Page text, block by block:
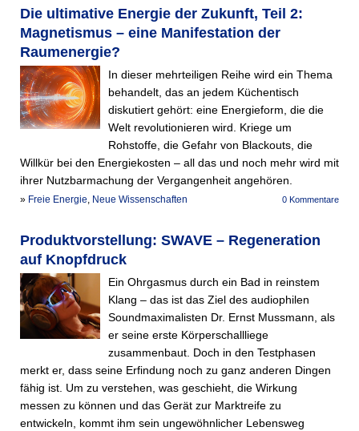
Die ultimative Energie der Zukunft, Teil 2:
Magnetismus – eine Manifestation der
Raumenergie?
In dieser mehrteiligen Reihe wird ein Thema
behandelt, das an jedem Küchentisch
diskutiert gehört: eine Energieform, die die
Welt revolutionieren wird. Kriege um
Rohstoffe, die Gefahr von Blackouts, die
Willkür bei den Energiekosten – all das und noch mehr wird mit
ihrer Nutzbarmachung der Vergangenheit angehören.
0 Kommentare
» Freie Energie, Neue Wissenschaften
Produktvorstellung: SWAVE – Regeneration
auf Knopfdruck
Ein Ohrgasmus durch ein Bad in reinstem
Klang – das ist das Ziel des audiophilen
Soundmaximalisten Dr. Ernst Mussmann, als
er seine erste Körperschallliege
zusammenbaut. Doch in den Testphasen
merkt er, dass seine Erfindung noch zu ganz anderen Dingen
fähig ist. Um zu verstehen, was geschieht, die Wirkung
messen zu können und das Gerät zur Marktreife zu
entwickeln, kommt ihm sein ungewöhnlicher Lebensweg